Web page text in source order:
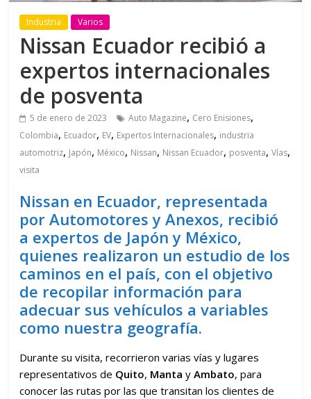
Industria Varios
Nissan Ecuador recibió a
expertos internacionales
de posventa
5 de enero de 2023 Auto Magazine, Cero Enisiones,
Colombia, Ecuador, EV, Expertos Internacionales, industria
automotriz, Japón, México, Nissan, Nissan Ecuador, posventa,Vías,
visita
Nissan en Ecuador, representada
por Automotores y Anexos, recibió
a expertos de Japón y México,
quienes realizaron un estudio de los
caminos en el país, con el objetivo
de recopilar información para
adecuar sus vehículos a variables
como nuestra geografía.
Durante su visita, recorrieron varias vías y lugares
representativos de Quito, Manta yAmbato, para
conocer las rutas por las que transitan los clientes de